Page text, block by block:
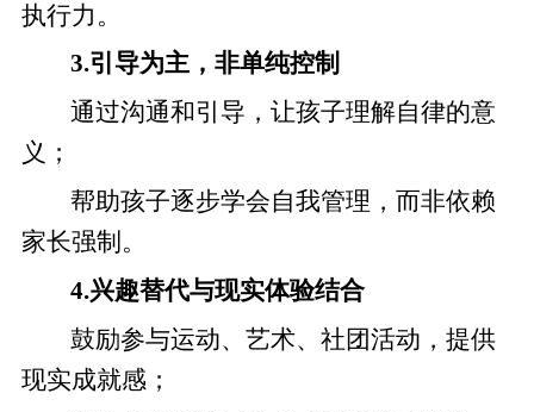
执行力。
3.引导为主，非单纯控制
通过沟通和引导，让孩子理解自律的意
义；
帮助孩子逐步学会自我管理，而非依赖
家长强制。
4.兴趣替代与现实体验结合
鼓励参与运动、艺术、社团活动，提供
现实成就感；